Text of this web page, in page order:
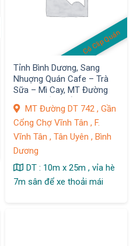
Có Clip Quán
Tỉnh Bình Dương, Sang
Nhuợng Quán Cafe – Trà
Sữa – Mì Cay, MT Đường
Vĩnh Tân, F. Vĩnh Tân, Tân
Uyên
MT Đường DT 742 , Gần
Cổng Chợ Vĩnh Tân , F.
Vĩnh Tân , Tân Uyên , Bình
Dương
DT : 10m x 25m , vỉa hè
7m sân để xe thoải mái